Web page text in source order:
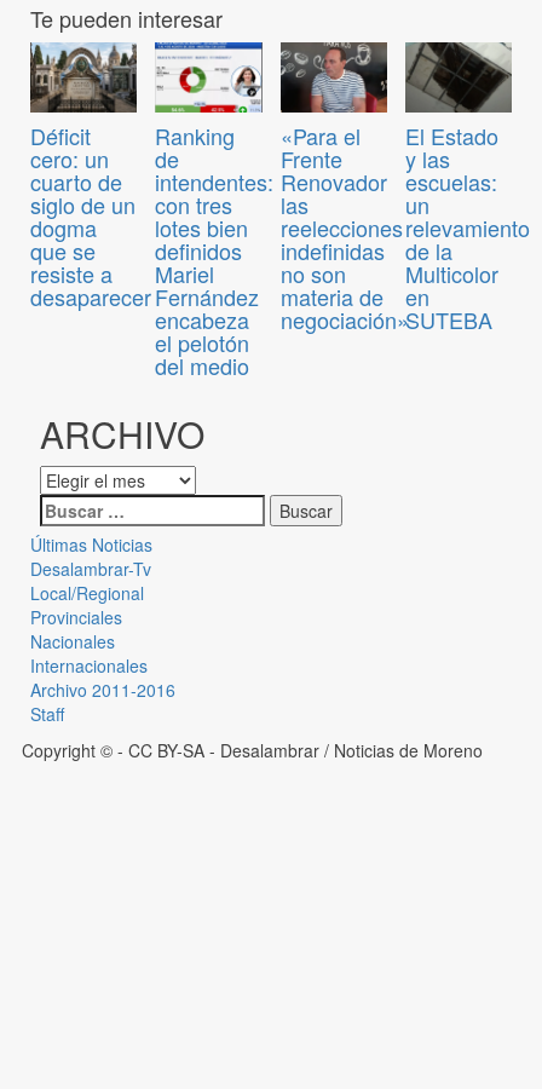
Te pueden interesar
Déficit
cero: un
cuarto de
siglo de un
dogma
que se
resiste a
desaparecer
Ranking
de
intendentes:
con tres
lotes bien
definidos
Mariel
Fernández
encabeza
el pelotón
del medio
«Para el
Frente
Renovador
las
reelecciones
indefinidas
no son
materia de
negociación»
El Estado
y las
escuelas:
un
relevamiento
de la
Multicolor
en
SUTEBA
ARCHIVO
Últimas Noticias
Desalambrar-Tv
Local/Regional
Provinciales
Nacionales
Internacionales
Archivo 2011-2016
Staff
Copyright © - CC BY-SA - Desalambrar / Noticias de Moreno